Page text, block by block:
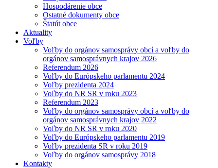
Hospodárenie obce
Ostatné dokumenty obce
Štatút obce
Aktuality
Voľby
Voľby do orgánov samosprávy obcí a voľby do
orgánov samosprávnych krajov 2026
Referendum 2026
Voľby do Európskeho parlamentu 2024
Voľby prezidenta 2024
Voľby do NR SR v roku 2023
Referendum 2023
Voľby do orgánov samosprávy obcí a voľby do
orgánov samosprávnych krajov 2022
Voľby do NR SR v roku 2020
Voľby do Európskeho parlamentu 2019
Voľby prezidenta SR v roku 2019
Voľby do orgánov samosprávy 2018
Kontakty